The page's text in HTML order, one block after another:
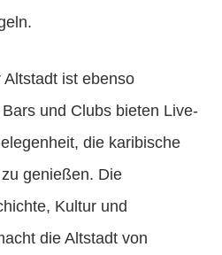
ist ebenso
und Clubs bieten Live-
die karibische
genießen. Die
Kultur und
die Altstadt von